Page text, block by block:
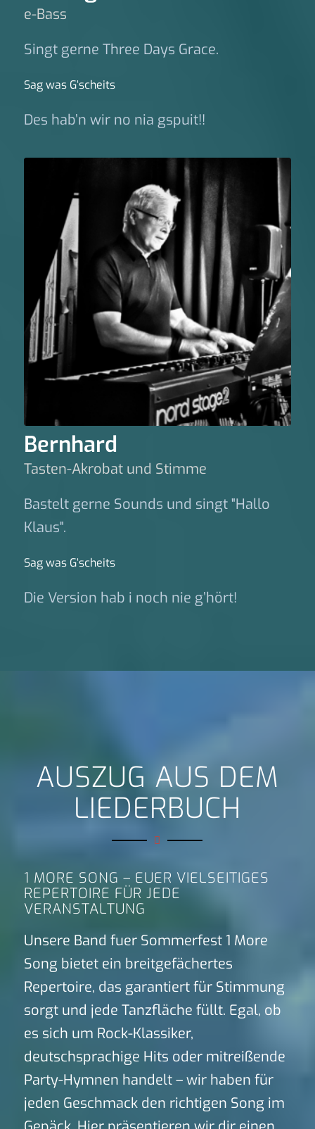
e-Bass
Singt gerne Three Days Grace.
Sag was G‘scheits
Des hab’n wir no nia gspuit!!
Bernhard
Tasten-Akrobat und Stimme
Bastelt gerne Sounds und singt "Hallo
Klaus".
Sag was G‘scheits
Die Version hab i noch nie g’hört!
AUSZUG AUS DEM
LIEDERBUCH
1 MORE SONG – EUER VIELSEITIGES
REPERTOIRE FÜR JEDE
VERANSTALTUNG
Unsere Band fuer Sommerfest 1 More
Song bietet ein breitgefächertes
Repertoire, das garantiert für Stimmung
sorgt und jede Tanzfläche füllt. Egal, ob
es sich um Rock-Klassiker,
deutschsprachige Hits oder mitreißende
Party-Hymnen handelt – wir haben für
jeden Geschmack den richtigen Song im